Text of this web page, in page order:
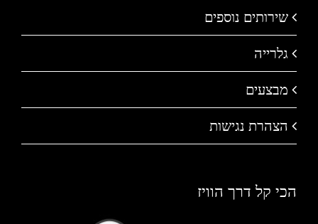
שירותים נוספים
גלרייה
מבצעים
הצהרת נגישות
הכי קל דרך הוויז